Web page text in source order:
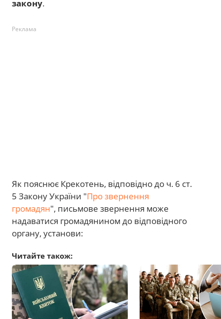
закону.
Реклама
Як пояснює Крекотень, відповідно до ч. 6 ст.
5 Закону України "Про звернення
громадян", письмове звернення може
надаватися громадянином до відповідного
органу, установи:
Читайте також: